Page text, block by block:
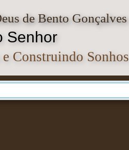
de Bento Gonçalves
Senhor
Construindo Sonhos